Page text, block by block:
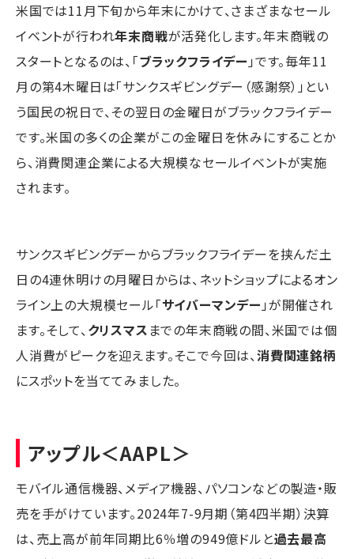
米国では11月下旬から年末にかけて、さまざまなセール
イベントが行われ年末商戦が活発化します。年末商戦の
スタートとなるのは、「ブラックフライデー 」です。毎年11
月の第4木曜日は「サンクスギビングデー（感謝祭）」とい
う国民の祝日で、その翌日の金曜日がブラックフライデー
です。米国の多くの企業がこの金曜日を休みにすることか
ら、消費関連企業による大規模なセールイベントが実施
されます。
サンクスギビングデーからブラックフライデーを挟んだ土
日の4連休明けの月曜日からは、ネットショップによるオン
ライン上の大規模セール「サイバーマンデー 」が開催され
ます。そして、クリスマス までの年末商戦の間、米国では個
人消費がピークを迎えます。そこで今回は、消費関連銘柄
にスポットを当ててみました。
アップル＜AAPL＞
モバイル通信機器、メディア機器、パソコンなどの製造・販
売を手がけています。2024年7-9月期（第4四半期）決算
は、売上高が前年同期比6％増の949億ドルと過去最高